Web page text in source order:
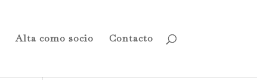
Alta como socio Contacto